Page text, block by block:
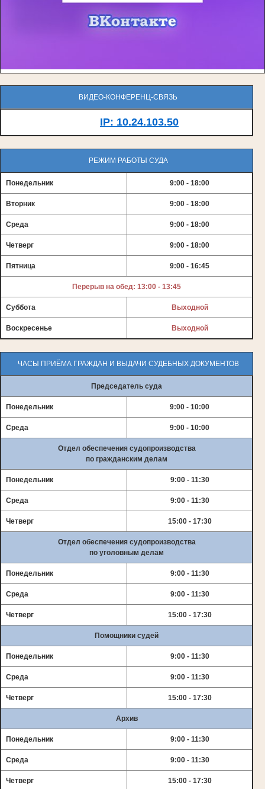
ВИДЕО-КОНФЕРЕНЦ-СВЯЗЬ
IP: 10.24.103.50
РЕЖИМ РАБОТЫ СУДА
Понедельник 9:00 - 18:00
Вторник 9:00 - 18:00
Среда 9:00 - 18:00
Четверг 9:00 - 18:00
Пятница 9:00 - 16:45
Перерыв на обед: 13:00 - 13:45
Суббота Выходной
Воскресенье Выходной
ЧАСЫ ПРИЁМА ГРАЖДАН И ВЫДАЧИ СУДЕБНЫХ ДОКУМЕНТОВ
Председатель суда
Понедельник 9:00 - 10:00
Среда 9:00 - 10:00
Отдел обеспечения судопроизводства
по гражданским делам
Понедельник 9:00 - 11:30
Среда 9:00 - 11:30
Четверг 15:00 - 17:30
Отдел обеспечения судопроизводства
по уголовным делам
Понедельник 9:00 - 11:30
Среда 9:00 - 11:30
Четверг 15:00 - 17:30
Помощники судей
Понедельник 9:00 - 11:30
Среда 9:00 - 11:30
Четверг 15:00 - 17:30
Архив
Понедельник 9:00 - 11:30
Среда 9:00 - 11:30
Четверг 15:00 - 17:30